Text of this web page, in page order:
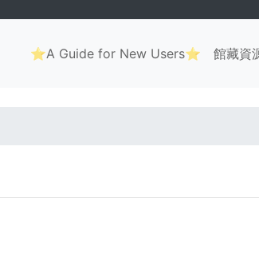
Main
navigation
⭐A Guide for New Users⭐ 館藏資